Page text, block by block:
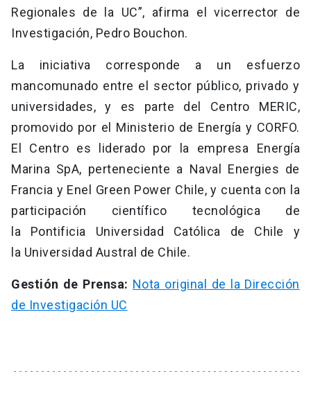
Regionales de la UC”, afirma el vicerrector de
Investigación, Pedro Bouchon.
La iniciativa corresponde a un esfuerzo
mancomunado entre el sector público, privado y
universidades, y es parte del Centro MERIC,
promovido por el Ministerio de Energía y CORFO.
El Centro es liderado por la empresa Energía
Marina SpA, perteneciente a Naval Energies de
Francia y Enel Green Power Chile, y cuenta con la
participación científico tecnológica de
la Pontificia Universidad Católica de Chile y
la Universidad Austral de Chile.
Gestión de Prensa: Nota original de la Dirección
de Investigación UC